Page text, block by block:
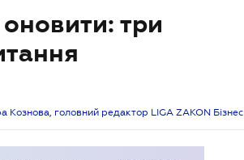
три
Кознова, головний редактор LIGA ZAKON Бізнес